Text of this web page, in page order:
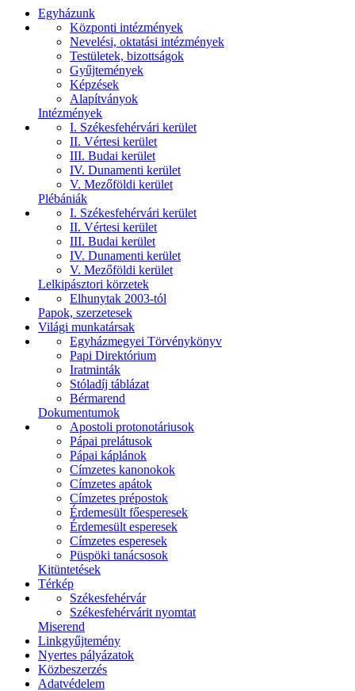
Egyházunk
Központi intézmények
Nevelési, oktatási intézmények
Testületek, bizottságok
Gyűjtemények
Képzések
Alapítványok
Intézmények
I. Székesfehérvári kerület
II. Vértesi kerület
III. Budai kerület
IV. Dunamenti kerület
V. Mezőföldi kerület
Plébániák
I. Székesfehérvári kerület
II. Vértesi kerület
III. Budai kerület
IV. Dunamenti kerület
V. Mezőföldi kerület
Lelkipásztori körzetek
Elhunytak 2003-tól
Papok, szerzetesek
Világi munkatársak
Egyházmegyei Törvénykönyv
Papi Direktórium
Iratminták
Stóladíj táblázat
Bérmarend
Dokumentumok
Apostoli protonotáriusok
Pápai prelátusok
Pápai káplánok
Címzetes kanonokok
Címzetes apátok
Címzetes prépostok
Érdemesült főesperesek
Érdemesült esperesek
Címzetes esperesek
Püspöki tanácsosok
Kitüntetések
Térkép
Székesfehérvár
Székesfehérvárit nyomtat
Miserend
Linkgyűjtemény
Nyertes pályázatok
Közbeszerzés
Adatvédelem